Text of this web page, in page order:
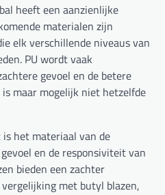
heeft een aanzienlijke
materialen zijn
elk verschillende niveaus van
PU wordt vaak
gevoel en de betere
maar mogelijk niet hetzelfde
het materiaal van de
en de responsiviteit van
bieden een zachter
met butyl blazen,